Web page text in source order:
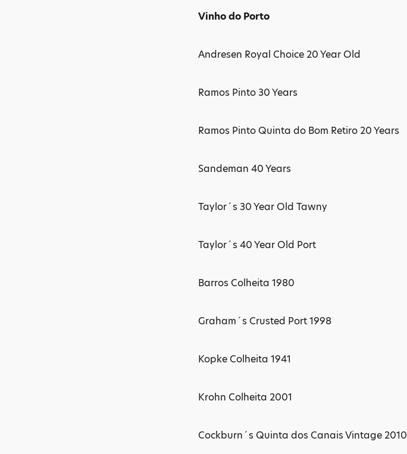
Vinho do Porto
Andresen Royal Choice 20 Year Old
Ramos Pinto 30 Years
Ramos Pinto Quinta do Bom Retiro 20 Years
Sandeman 40 Years
Taylor´s 30 Year Old Tawny
Taylor´s 40 Year Old Port
Barros Colheita 1980
Graham´s Crusted Port 1998
Kopke Colheita 1941
Krohn Colheita 2001
Cockburn´s Quinta dos Canais Vintage 2010